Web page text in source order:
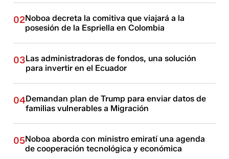
02Noboa decreta la comitiva que viajará a la
posesión de la Espriella en Colombia
03Las administradoras de fondos, una solución
para invertir en el Ecuador
04Demandan plan de Trump para enviar datos de
familias vulnerables a Migración
05Noboa aborda con ministro emiratí una agenda
de cooperación tecnológica y económica